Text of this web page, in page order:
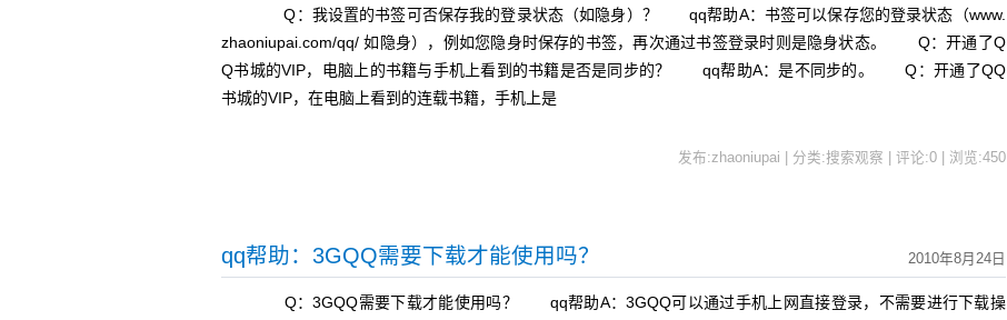
Q：我设置的书签可否保存我的登录状态（如隐身）？ qq帮助A：书签可以保存您的登录状态（www.
zhaoniupai.com/qq/ 如隐身），例如您隐身时保存的书签，再次通过书签登录时则是隐身状态。 Q：开通了Q
Q书城的VIP，电脑上的书籍与手机上看到的书籍是否是同步的？ qq帮助A：是不同步的。 Q：开通了QQ
书城的VIP，在电脑上看到的连载书籍，手机上是
发布:zhaoniupai | 分类:搜索观察 | 评论:0 | 浏览:450
2010年8月24日
qq帮助：3GQQ需要下载才能使用吗？
Q：3GQQ需要下载才能使用吗？ qq帮助A：3GQQ可以通过手机上网直接登录，不需要进行下载操